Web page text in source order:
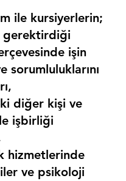
ile kursiyerlerin;
gerektirdiği
işin
sorumluluklarını
diğer kişi ve
işbirliği
hizmetlerinde
ve psikoloji